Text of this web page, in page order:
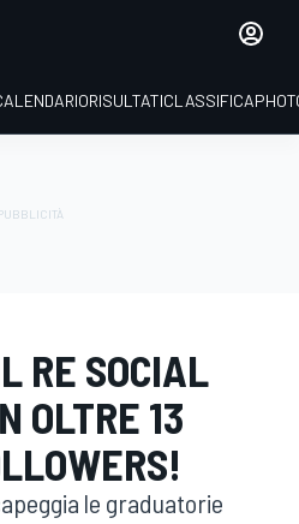
RISULTATICLASSIFICA
RE SOCIAL
OLTRE 13
le graduatorie